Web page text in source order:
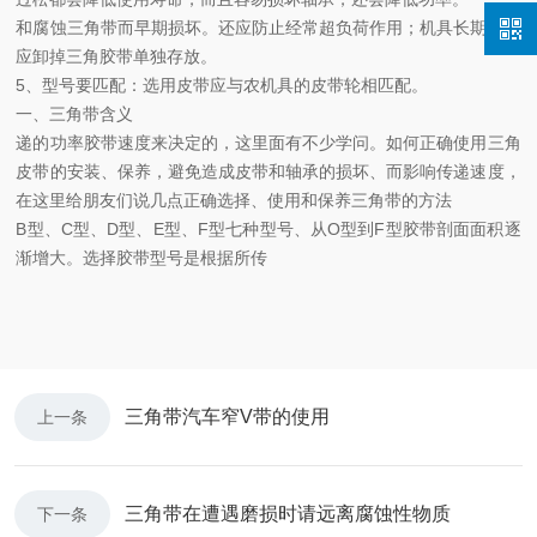
和腐蚀三角带而早期损坏。还应防止经常超负荷作用；机具长期停用
应卸掉三角胶带单独存放。
5、型号要匹配：选用皮带应与农机具的皮带轮相匹配。
一、三角带含义
递的功率胶带速度来决定的，这里面有不少学问。如何正确使用三角
皮带的安装、保养，避免造成皮带和轴承的损坏、而影响传递速度，
在这里给朋友们说几点正确选择、使用和保养三角带的方法
B型、C型、D型、E型、F型七种型号、从O型到F型胶带剖面面积逐
渐增大。选择胶带型号是根据所传
上一条 三角带汽车窄V带的使用
下一条 三角带在遭遇磨损时请远离腐蚀性物质